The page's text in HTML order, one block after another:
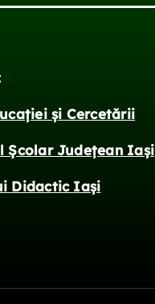
și Cercetării
Școlar Județean Iași
Didactic Iași